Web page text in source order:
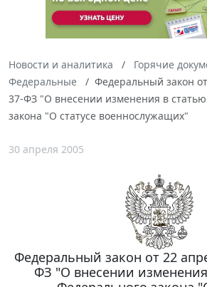
Новости и аналитика
Горячие
Федеральные
Федеральный закон
37-ФЗ "О внесении изменения в
закона "О статусе военнослужащих"
30 апреля 2005
Федеральный закон от 22
ФЗ "О внесении